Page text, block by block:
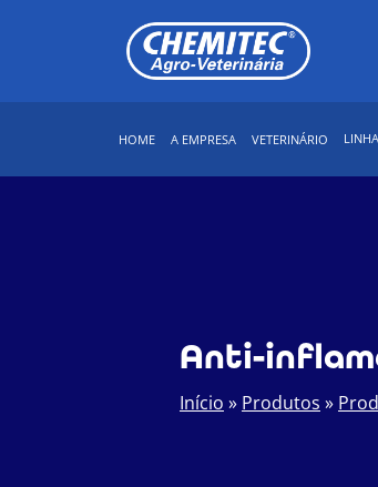
HOME A EMPRESA VETERINÁRIO
Anti-
Início » Produtos »